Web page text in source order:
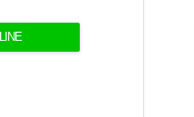
LINE